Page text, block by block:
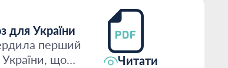
для України
перший
що
Читати